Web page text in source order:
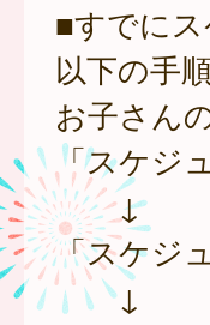
■すでに
以下の手
お子さん
「スケジ
↓
「スケジ
↓